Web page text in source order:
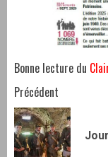
Bonne lecture du
Navigation
d’article
Précédent